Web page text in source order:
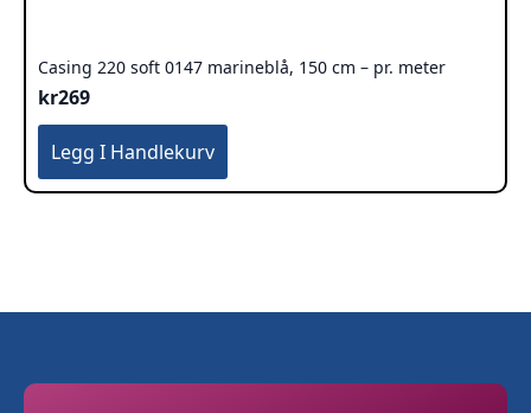
Casing 220 soft 0147 marineblå, 150 cm – pr. meter
kr269
Legg I Handlekurv